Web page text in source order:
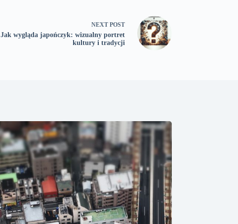
NEXT POST
Jak wygląda japończyk: wizualny portret
kultury i tradycji